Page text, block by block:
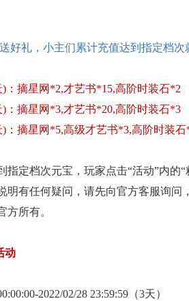
好礼，小主们累计充值达到指定档
)：摘星网*2,才艺书*15,高阶时装石*2
)：摘星网*3,才艺书*20,高阶时装石*3
)：摘星网*5,高级才艺书*3,高阶时装石
指定档次元宝，玩家点击“活动”内的
明有任何疑问，请先向官方客服询问
方所有。
动
2022/02/28 23:59:59（3天）